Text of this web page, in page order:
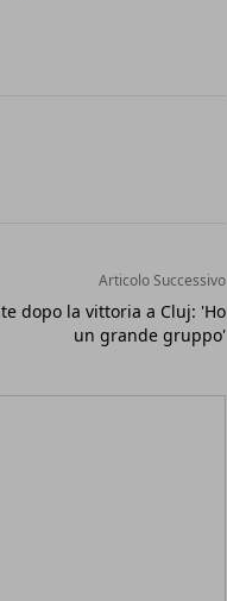
Articolo Successivo
dopo la vittoria a Cluj: 'Ho
un grande gruppo'